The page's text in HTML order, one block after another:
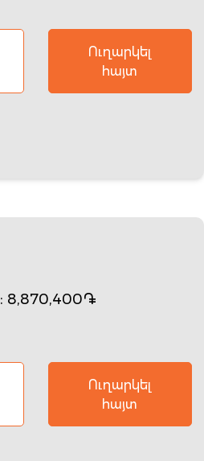
Ուղարկել
հայտ
: 8,870,400֏
Ուղարկել
հայտ